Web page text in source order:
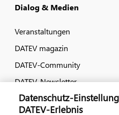
Dialog & Medien
Veranstaltungen
DATEV magazin
DATEV-Community
DATEV-Newsletter
Kontaktieren
Datenschutz-
DATEV-Erlebnis